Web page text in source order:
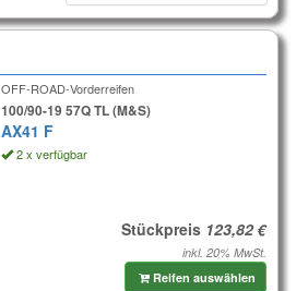
OFF-ROAD-Vorderreifen
100/90-19 57Q TL (M&S)
AX41 F
2 x verfügbar
Stückpreis
inkl. 20% MwSt.
Reifen auswählen